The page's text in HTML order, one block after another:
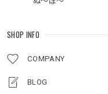
SHOP INFO
COMPANY
BLOG